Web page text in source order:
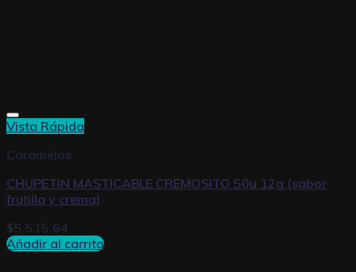
Vista Rápida
Caramelos
CHUPETIN MASTICABLE CREMOSITO 50u 12g (sabor
frutilla y crema)
$5.515,64
Añadir al carrito